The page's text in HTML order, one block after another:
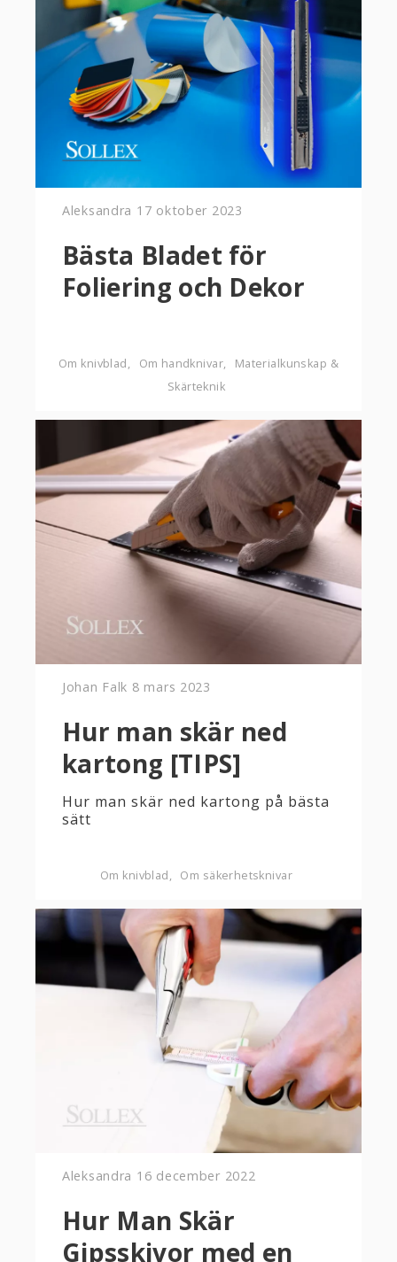
Aleksandra 17 oktober 2023
Bästa Bladet för
Foliering och Dekor
Om knivblad Om handknivar
Materialkunskap &
Skärteknik
Johan Falk 8 mars 2023
Hur man skär ned
kartong [TIPS]
Hur man skär ned kartong på bästa
sätt
Om knivblad Om säkerhetsknivar
Aleksandra 16 december 2022
Hur Man Skär
Gipsskivor med en